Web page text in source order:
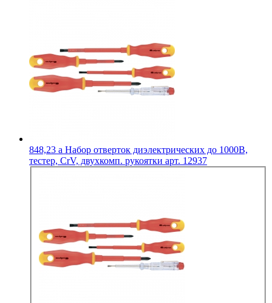
848,23 a Набор отверток диэлектрических до 1000В,
тестер, CrV, двухкомп. рукоятки арт. 12937